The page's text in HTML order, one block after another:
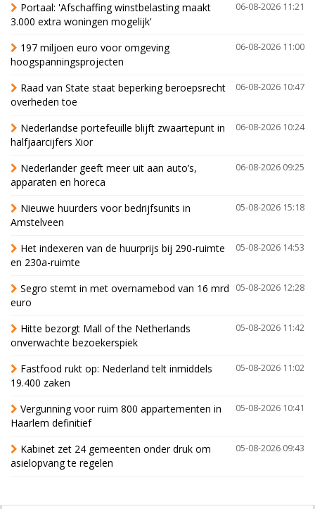
06-08-2026 11:21
Portaal: 'Afschaffing winstbelasting maakt
3.000 extra woningen mogelijk'
06-08-2026 11:00
197 miljoen euro voor omgeving
hoogspanningsprojecten
06-08-2026 10:47
Raad van State staat beperking beroepsrecht
overheden toe
06-08-2026 10:24
Nederlandse portefeuille blijft zwaartepunt in
halfjaarcijfers Xior
06-08-2026 09:25
Nederlander geeft meer uit aan auto’s,
apparaten en horeca
05-08-2026 15:18
Nieuwe huurders voor bedrijfsunits in
Amstelveen
05-08-2026 14:53
Het indexeren van de huurprijs bij 290-ruimte
en 230a-ruimte
05-08-2026 12:28
Segro stemt in met overnamebod van 16 mrd
euro
05-08-2026 11:42
Hitte bezorgt Mall of the Netherlands
onverwachte bezoekerspiek
05-08-2026 11:02
Fastfood rukt op: Nederland telt inmiddels
19.400 zaken
05-08-2026 10:41
Vergunning voor ruim 800 appartementen in
Haarlem definitief
05-08-2026 09:43
Kabinet zet 24 gemeenten onder druk om
asielopvang te regelen